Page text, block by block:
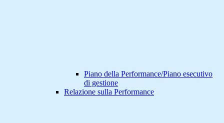
Piano della Performance/Piano esecutivo
di gestione
Relazione sulla Performance